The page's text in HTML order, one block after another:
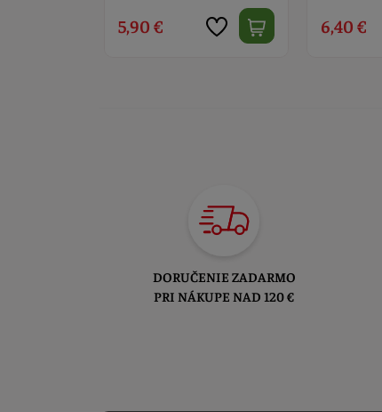
5,90 € 6,40 €
DORUČENIE ZADARMO
PRI NÁKUPE NAD 120 €